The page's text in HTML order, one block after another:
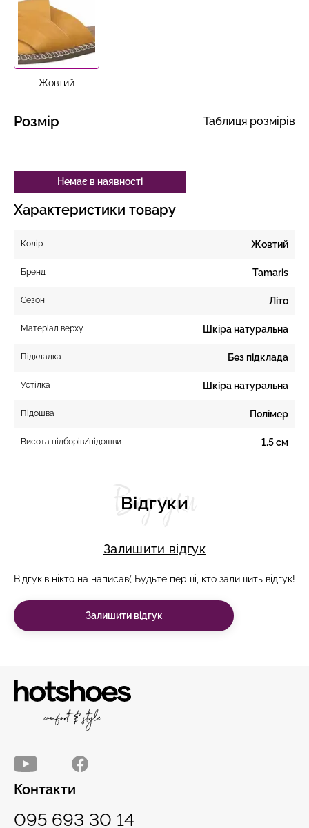
Жовтий
Розмір Таблиця розмірів
Немає в наявності
Характеристики товару
Колір Жовтий
Бренд Tamaris
Сезон Літо
Матеріал верху Шкіра натуральна
Підкладка Без підклада
Устілка Шкіра натуральна
Підошва Полімер
Висота підборів/підошви 1.5 см
Відгуки
Відгуки
Залишити відгук
Відгуків нікто на написав( Будьте перші, кто залишить відгук!
Залишити відгук
Контакти
095 693 30 14